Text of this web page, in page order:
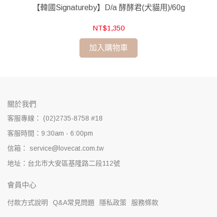
【韓國Signatureby】D/a 酵酵君(犬貓用)/60g
NT$1,350
加入購物車
關於我們
客服專線： (02)2735-8758 #18
客服時間：9:30am - 6:00pm
信箱： service@lovecat.com.tw
地址：台北市大安區基隆路二段112號
會員中心
付款方式說明 Q&A常見問題 隱私政策 服務條款